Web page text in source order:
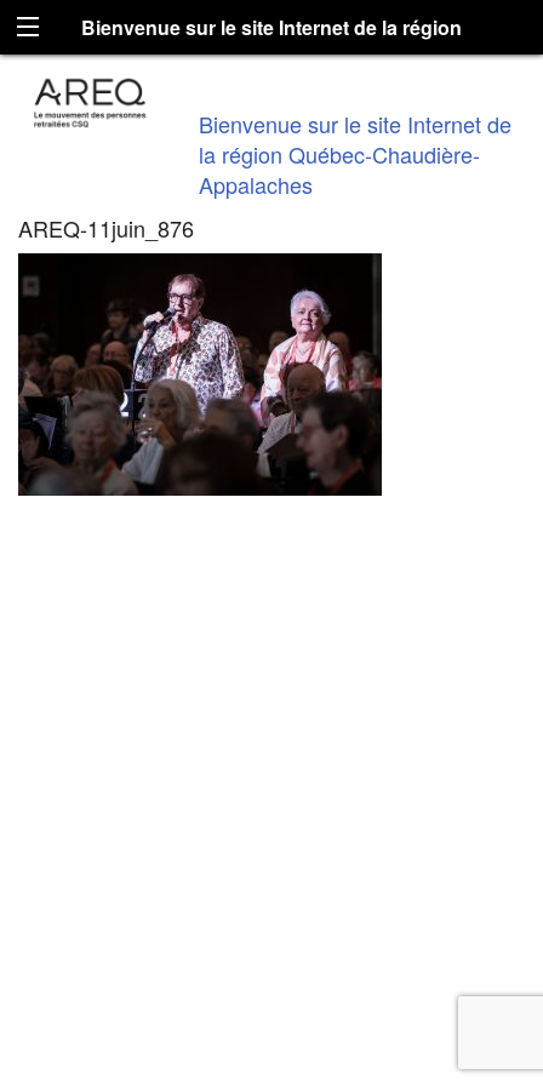
Bienvenue sur le site Internet de la région
Québec-Chaudière-Appalaches
Bienvenue sur le site Internet de
la région Québec-Chaudière-
Appalaches
AREQ-11juin_876